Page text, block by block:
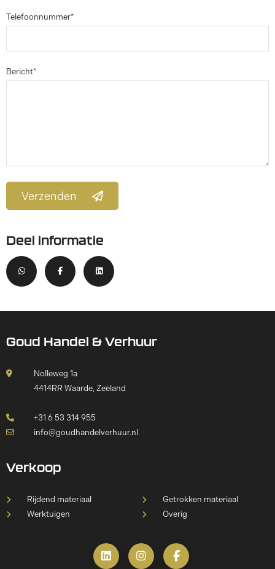
Telefoonnummer*
Bericht*
Verzenden
Deel informatie
Goud Handel & Verhuur
Nolleweg 1a
4414RR Waarde, Zeeland
+31 6 53 314 955
info@goudhandelverhuur.nl
Verkoop
Rijdend materiaal
Werktuigen
Getrokken materiaal
Overig